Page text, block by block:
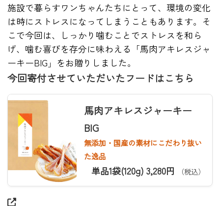
施設で暮らすワンちゃんたちにとって、環境の変化
は時にストレスになってしまうこともあります。そ
こで今回は、しっかり噛むことでストレスを和ら
げ、噛む喜びを存分に味わえる「馬肉アキレスジャ
ーキーBIG」をお贈りしました。
今回寄付させていただいたフードはこちら
馬肉アキレスジャーキー
BIG
無添加・国産の素材にこだわり抜い
た逸品
単品1袋(120g) 3,280円 （税込）